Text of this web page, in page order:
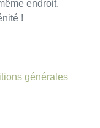
endroit.
!
générales